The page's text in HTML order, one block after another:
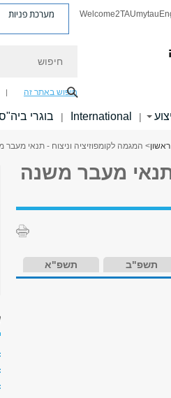
mytau
Welcome2TAU מערכת פניות
חיפוש באתר זה
|
International
| בוגרי
> המגמה לקומפוזיציה וניצוח - תנאי
תנאי מעבר משנה
תשפ"ב תשפ"א